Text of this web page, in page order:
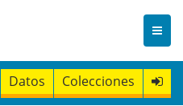
Datos Colecciones